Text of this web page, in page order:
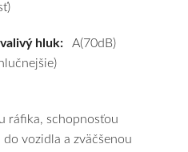
hluk: A(70dB)
ráfika, schopnosťou
vozidla a zväčšenou